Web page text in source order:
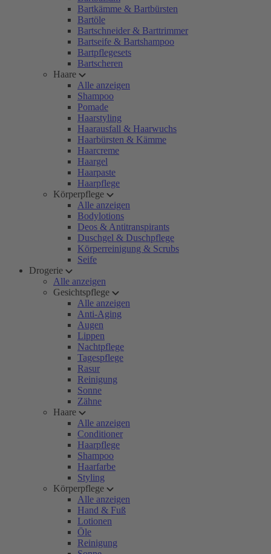
Bartkämme & Bartbürsten
Bartöle
Bartschneider & Barttrimmer
Bartseife & Bartshampoo
Bartpflegesets
Bartscheren
Haare
Alle anzeigen
Shampoo
Pomade
Haarstyling
Haarausfall & Haarwuchs
Haarbürsten & Kämme
Haarcreme
Haargel
Haarpaste
Haarpflege
Körperpflege
Alle anzeigen
Bodylotions
Deos & Antitranspirants
Duschgel & Duschpflege
Körperreinigung & Scrubs
Seife
Drogerie
Alle anzeigen
Gesichtspflege
Alle anzeigen
Anti-Aging
Augen
Lippen
Nachtpflege
Tagespflege
Rasur
Reinigung
Sonne
Zähne
Haare
Alle anzeigen
Conditioner
Haarpflege
Shampoo
Haarfarbe
Styling
Körperpflege
Alle anzeigen
Hand & Fuß
Lotionen
Öle
Reinigung